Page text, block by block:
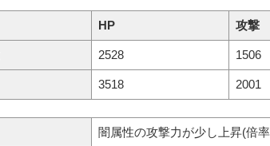
HP 攻撃
2528 1506
3518 2001
闇属性の攻撃力が少し上昇(倍